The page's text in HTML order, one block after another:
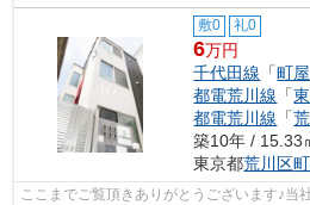
敷0 礼0
6万円
千代田線 「町屋
都電荒川線 「
都電荒川線 「
築10年 / 15.33
東京都荒川区
ここまでご覧頂きありがとうございます♪当